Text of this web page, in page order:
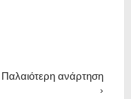
Παλαιότερη ανάρτηση
›